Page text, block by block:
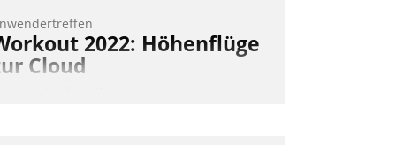
2022: Höhenflüge
Cloud